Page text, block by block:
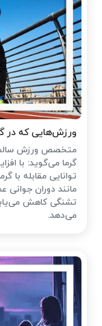
ورزش‌هایی که در
متخصص ورزش
گرما می‌گوید: با
توانایی مقابله
مانند دوران
تشنگی کاهش
می‌دهد.